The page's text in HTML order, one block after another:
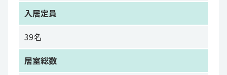
入居定員
39名
居室総数